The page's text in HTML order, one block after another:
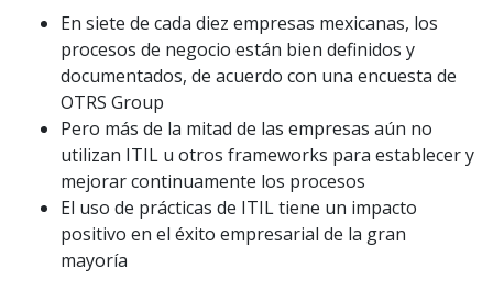
En siete de cada diez empresas mexicanas, los
procesos de negocio están bien definidos y
documentados, de acuerdo con una encuesta de
OTRS Group
Pero más de la mitad de las empresas aún no
utilizan ITIL u otros frameworks para establecer y
mejorar continuamente los procesos
El uso de prácticas de ITIL tiene un impacto
positivo en el éxito empresarial de la gran
mayoría